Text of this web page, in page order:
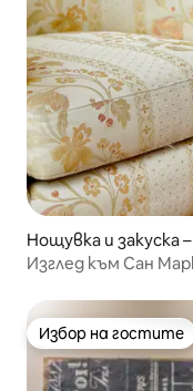
Нощувка и закуска
Изглед към Сан
Избор на гостите
Избор на гостите